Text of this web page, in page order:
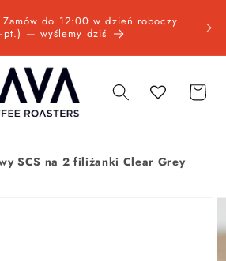
Koszyk
SCS na 2 filiżanki Clear Grey